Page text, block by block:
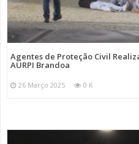
Agentes de Proteção Civil
AURPI Brandoa
26 Março 2025 0 K